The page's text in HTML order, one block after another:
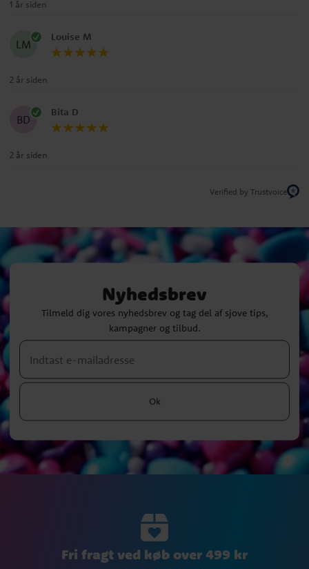
1 år siden
LM
Louise M
2 år siden
BD
Bita D
2 år siden
Verified by Trustvoice
Nyhedsbrev
Tilmeld dig vores nyhedsbrev og tag del af sjove tips,
kampagner og tilbud.
Ok
Fri fragt ved køb over 499 kr